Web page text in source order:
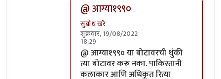
@ आग्या१९९०
सुबोध खरे
शुक्रवार, 19/08/2022
18:29
In reply toकर तर येथील कलाकारही भरतात.
@ आग्या१९९० या बोटावरची थुंकी
त्या बोटावर करू नका. पाकिस्तानी
कलाकार आणि अधिकृत रित्या